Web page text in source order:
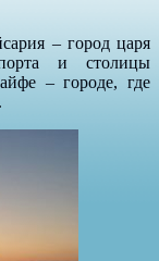
– город царя
и столицы
– городе, где